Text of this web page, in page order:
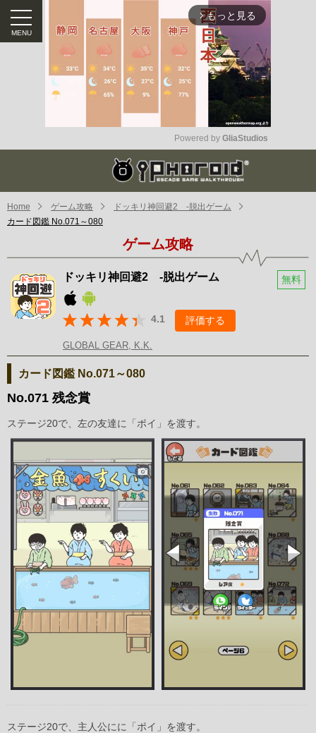
arrow_forward_ios もっと見る
Mute
Powered by GliaStudios
Home ゲーム攻略
ドッキリ神回避2 -脱出ゲーム
カード図鑑 No.071～080
ゲーム攻略
ドッキリ神回避2 -脱出ゲーム 無料
4.1 評価する
GLOBAL GEAR, K.K.
カード図鑑 No.071～080
No.071 残念賞
ステージ20で、左の友達に「ポイ」を渡す。
ステージ20で、主人公にに「ポイ」を渡す。